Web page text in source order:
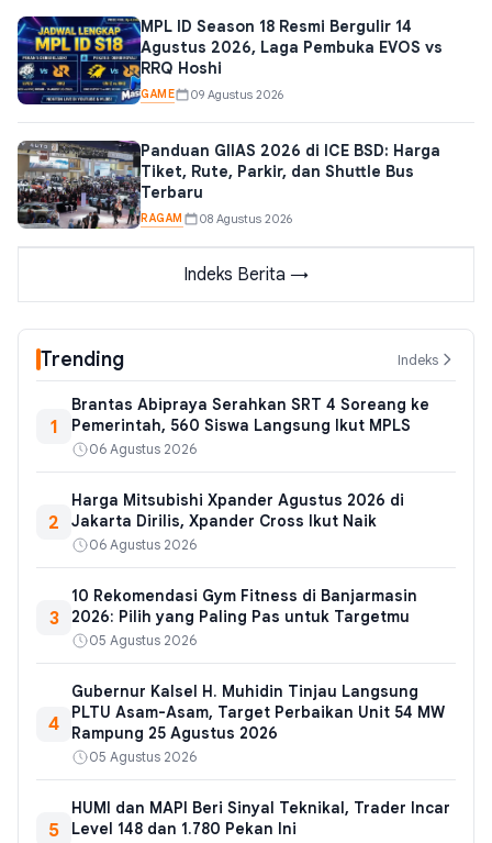
MPL ID Season 18 Resmi Bergulir 14
Agustus 2026, Laga Pembuka EVOS vs
RRQ Hoshi
GAME 09 Agustus 2026
Panduan GIIAS 2026 di ICE BSD: Harga
Tiket, Rute, Parkir, dan Shuttle Bus
Terbaru
RAGAM 08 Agustus 2026
Indeks Berita →
Trending Indeks
1
Brantas Abipraya Serahkan SRT 4 Soreang ke
Pemerintah, 560 Siswa Langsung Ikut MPLS
06 Agustus 2026
2
Harga Mitsubishi Xpander Agustus 2026 di
Jakarta Dirilis, Xpander Cross Ikut Naik
06 Agustus 2026
3
10 Rekomendasi Gym Fitness di Banjarmasin
2026: Pilih yang Paling Pas untuk Targetmu
05 Agustus 2026
4
Gubernur Kalsel H. Muhidin Tinjau Langsung
PLTU Asam-Asam, Target Perbaikan Unit 54 MW
Rampung 25 Agustus 2026
05 Agustus 2026
5
HUMI dan MAPI Beri Sinyal Teknikal, Trader Incar
Level 148 dan 1.780 Pekan Ini